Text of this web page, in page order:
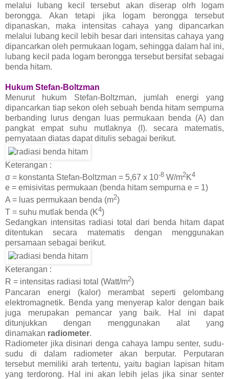
melalui lubang kecil tersebut akan diserap olrh logam
berongga. Akan tetapi jika logam berongga tersebut
dipanaskan, maka intensitas cahaya yang dipancarkan
melalui lubang kecil lebih besar dari intensitas cahaya yang
dipancarkan oleh permukaan logam, sehingga dalam hal ini,
lubang kecil pada logam berongga tersebut bersifat sebagai
benda hitam.
Hukum Stefan-Boltzman
Menurut hukum Stefan-Boltzman, jumlah energi yang
dipancarkan tiap sekon oleh sebuah benda hitam sempurna
berbanding lurus dengan luas permukaan benda (A) dan
pangkat empat suhu mutlaknya (I). secara matematis,
pernyataan diatas dapat ditulis sebagai berikut.
Keterangan :
σ = konstanta Stefan-Boltzman = 5,67 x 10-8 W/m2K4
e = emisivitas permukaan (benda hitam sempurna e = 1)
A = luas permukaan benda (m2)
T = suhu mutlak benda (K4)
Sedangkan intensitas radiasi total dari benda hitam dapat
ditentukan secara matematis dengan menggunakan
persamaan sebagai berikut.
Keterangan :
R = intensitas radiasi total (Watt/m2)
Pancaran energi (kalor) merambat seperti gelombang
elektromagnetik. Benda yang menyerap kalor dengan baik
juga merupakan pemancar yang baik. Hal ini dapat
ditunjukkan dengan menggunakan alat yang
dinamakan radiometer.
Radiometer jika disinari denga cahaya lampu senter, sudu-
sudu di dalam radiometer akan berputar. Perputaran
tersebut memiliki arah tertentu, yaitu bagian lapisan hitam
yang terdorong. Hal ini akan lebih jelas jika sinar senter